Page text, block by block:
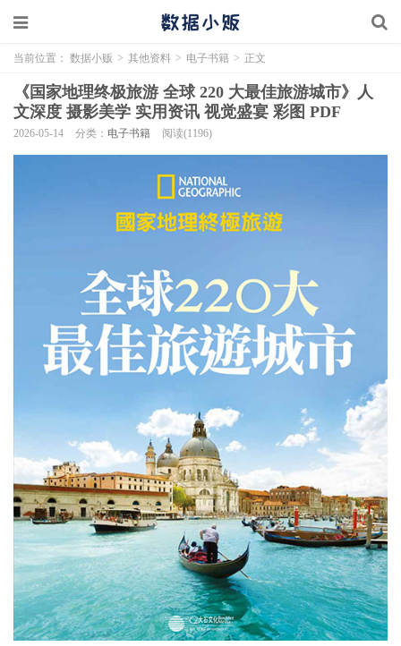
当前位置： 数据小贩 > 其他资料 > 电子书籍 > 正文
《国家地理终极旅游 全球 220 大最佳旅游城市》人
文深度 摄影美学 实用资讯 视觉盛宴 彩图 PDF
2026-05-14 分类： 电子书籍 阅读(1196)